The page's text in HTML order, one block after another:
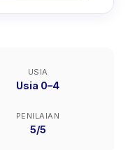
USIA
Usia 0–4
PENILAIAN
5/5